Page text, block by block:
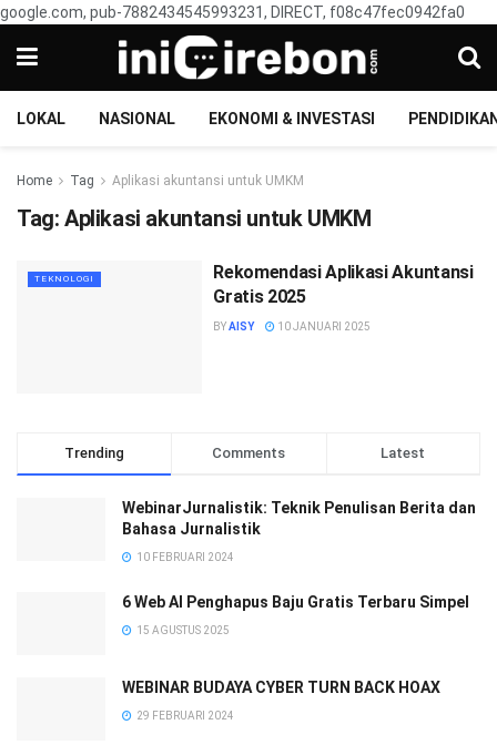
google.com, pub-7882434545993231, DIRECT, f08c47fec0942fa0
LOKAL NASIONAL EKONOMI & INVESTASI
Home Tag Aplikasi akuntansi untuk UMKM
Tag: Aplikasi akuntansi untuk UMKM
TEKNOLOGI
Rekomendasi Aplikasi Akuntansi
Gratis 2025
BYAISY 10 JANUARI 2025
Trending Comments Latest
WebinarJurnalistik: Teknik Penulisan Berita dan
Bahasa Jurnalistik
10 FEBRUARI 2024
6 Web AI Penghapus Baju Gratis Terbaru Simpel
15 AGUSTUS 2025
WEBINAR BUDAYA CYBER TURN BACK HOAX
29 FEBRUARI 2024